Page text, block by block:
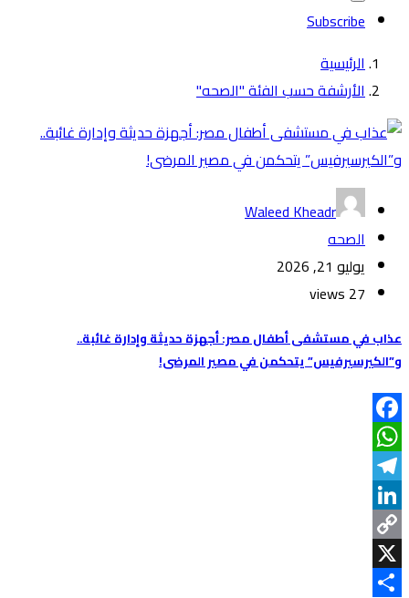
Subscribe
الرئيسية
الأرشفة حسب الفئة "الصحه"
Waleed Kheadr
الصحه
يوليو 21, 2026
27 views
عذاب في مستشفى أطفال مصر: أجهزة حديثة وإدارة غائبة..
و”الكيرسيرفيس” يتحكمن في مصير المرضى!
Facebook
WhatsApp
Telegram
LinkedIn
Copy
LinkX